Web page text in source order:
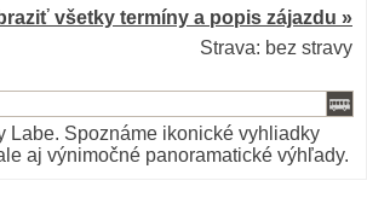
všetky termíny a popis zájazdu »
Strava: bez stravy
Labe. Spoznáme ikonické vyhliadky
aj výnimočné panoramatické výhľady.